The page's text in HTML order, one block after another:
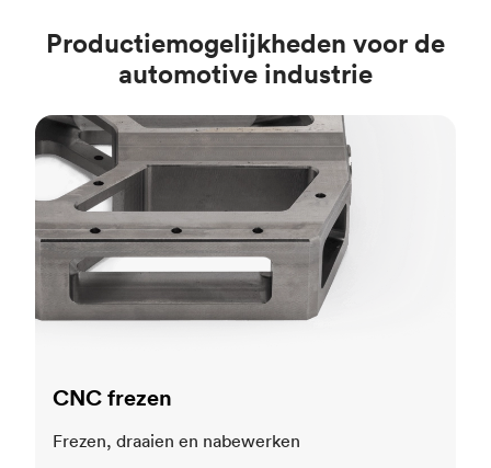
Productiemogelijkheden voor de
automotive industrie
CNC frezen
CNC frezen
Frezen, draaien en nabewerken